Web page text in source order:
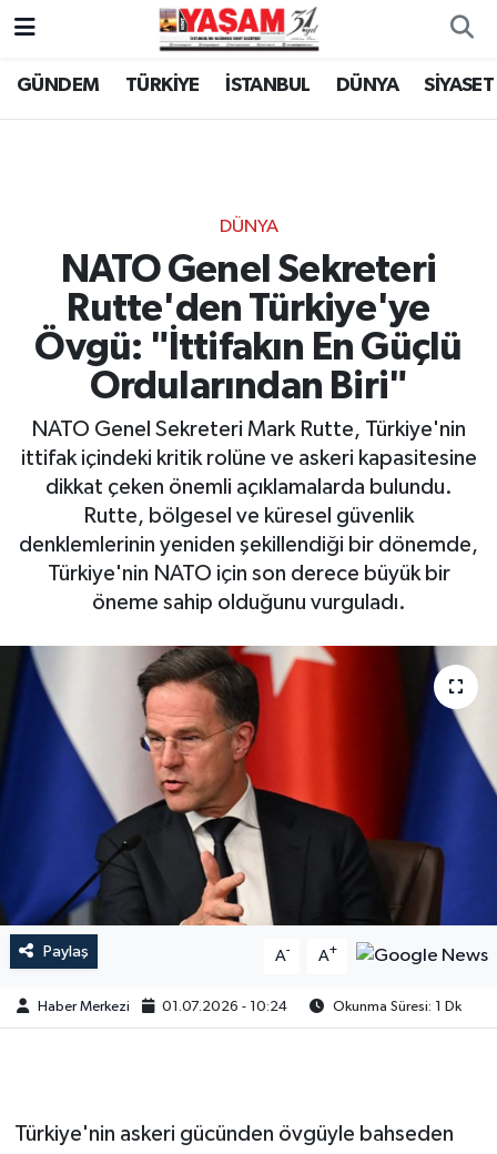
GÜNDEM TÜRKİYE İSTANBUL DÜNYA SİYASET
DÜNYA
NATO Genel Sekreteri
Rutte'den Türkiye'ye
Övgü: "İttifakın En Güçlü
Ordularından Biri"
NATO Genel Sekreteri Mark Rutte, Türkiye'nin
ittifak içindeki kritik rolüne ve askeri kapasitesine
dikkat çeken önemli açıklamalarda bulundu.
Rutte, bölgesel ve küresel güvenlik
denklemlerinin yeniden şekillendiği bir dönemde,
Türkiye'nin NATO için son derece büyük bir
öneme sahip olduğunu vurguladı.
Paylaş A- A+
Haber Merkezi 01.07.2026 - 10:24 Okunma Süresi: 1 Dk
Türkiye'nin askeri gücünden övgüyle bahseden